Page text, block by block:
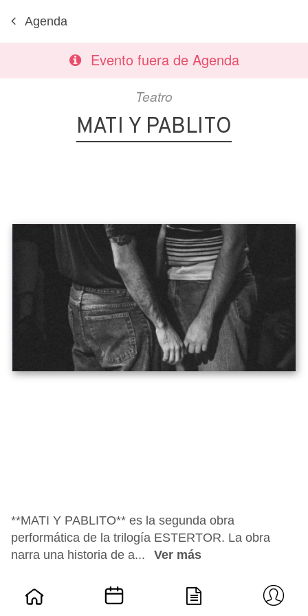
Agenda
Evento fuera de Agenda
Teatro
MATI Y PABLITO
**MATI Y PABLITO** es la segunda obra
performática de la trilogía ESTERTOR. La obra
narra una historia de a...
Ver más